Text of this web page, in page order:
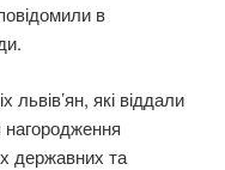
в
львів’ян, які віддали
нагородження
державних та